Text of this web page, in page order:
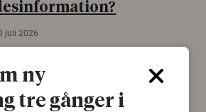
juli 2026
är ofta mer mottagliga
rysk desinformation. Det visar en studie
Försvarshögskolan med deltagare i fyra
ny
tre gånger i